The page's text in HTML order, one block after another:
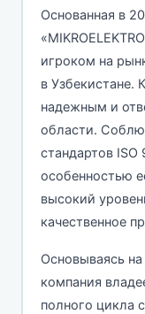
Основанная в
игроком на
в Узбекистане.
надежным и
области.
стандартов
особенностью
высокий
качественное
Основываясь
компания
полного цикла